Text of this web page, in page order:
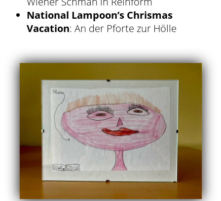
National Lampoon’s Chrismas
Vacation: An der Pforte zur Hölle